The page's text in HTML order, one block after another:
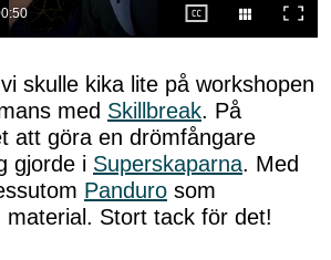
skulle kika lite på workshopen
med Skillbreak. På
att göra en drömfångare
gjorde i Superskaparna. Med
Panduro som
material. Stort tack för det!